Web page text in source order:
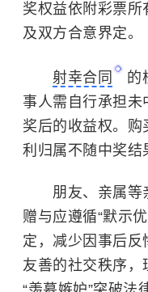
奖权益依附彩票
及双方合意界定。
射幸合同
的
事人需自行承担未
奖后的收益权。购
利归属不随中奖结
朋友、亲属等
赠与应遵循“默示
定，减少因事后反
友善的社交秩序，